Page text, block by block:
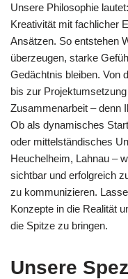
Unsere Philosophie
Kreativität mit fachlicher
Ansätzen. So entstehen
überzeugen, starke
Gedächtnis bleiben. Von
bis zur
Zusammenarbeit – denn
Ob als dynamisches
oder mittelständisches
Heuchelheim, Lahnau –
sichtbar und erfolgreich
zu kommunizieren.
Konzepte in die Realität
die Spitze zu bringen.
Unsere